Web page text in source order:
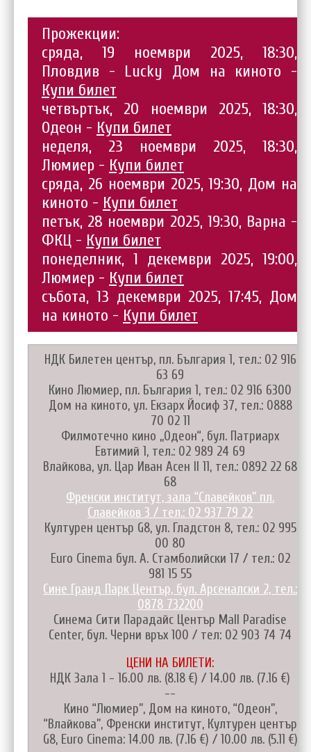
Прожекции:
сряда, 19 ноември 2025, 18:30,
Пловдив - Lucky Дом на киното -
Купи билет
четвъртък, 20 ноември 2025, 18:30,
Одеон - Купи билет
неделя, 23 ноември 2025, 18:30,
Люмиер - Купи билет
сряда, 26 ноември 2025, 19:30, Дом на
киното - Купи билет
петък, 28 ноември 2025, 19:30, Варна -
ФКЦ - Купи билет
понеделник, 1 декември 2025, 19:00,
Люмиер - Купи билет
събота, 13 декември 2025, 17:45, Дом
на киното - Купи билет
НДК Билетен център, пл. България 1, тел.: 02 916
63 69
Кино Люмиер, пл. България 1, тел.: 02 916 6300
Дом на киното, ул. Екзарх Йосиф 37, тел.: 0888
70 02 11
Филмотечно кино „Одеон“, бул. Патриарх
Евтимий 1, тел.: 02 989 24 69
Влайкова, ул. Цар Иван Асен II 11, тел.: 0892 22 68
68
Френски институт, зала “Славейков” пл.
Славейков 3 / тел.: 02 937 79 22
Културен център G8, ул. Гладстон 8, тел.: 02 995
00 80
Euro Cinema бул. А. Стамболийски 17 / тел.: 02
981 15 55
Сине Гранд Парк Център, бул. Арсеналски 2, тел.:
0878 732200
Синема Сити Парадайс Център Mall Paradise
Center, бул. Черни връх 100 / тел: 02 903 74 74
ЦЕНИ НА БИЛЕТИ:
НДК Зала 1 - 16.00 лв. (8.18 €) / 14.00 лв. (7.16 €)
--
Кино “Люмиер”, Дом на киното, “Одеон”,
“Влайкова”, Френски институт, Културен център
G8, Euro Cinema: 14.00 лв. (7.16 €) / 10.00 лв. (5.11 €)